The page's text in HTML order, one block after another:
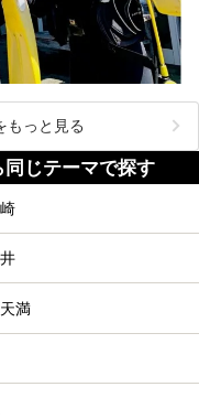
もっと見る
じテーマで探す
満